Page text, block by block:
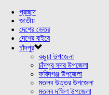
প্রচ্ছদ
জাতীয়
দেশের ভেতর
দেশের বাইরে
চাঁদপুর
কচুয়া উপজেলা
চাঁদপুর সদর উপজেলা
ফরিদগঞ্জ উপজেলা
মতলব উত্তর উপজেলা
মতলব দক্ষিণ উপজেলা